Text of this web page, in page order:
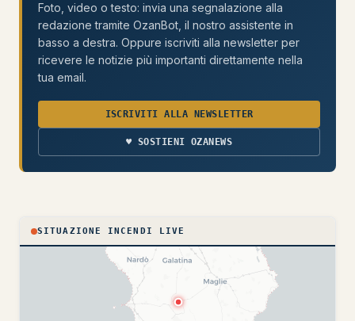
Foto, video o testo: invia una segnalazione alla
redazione tramite OzanBot, il nostro assistente in
basso a destra. Oppure iscriviti alla newsletter per
ricevere le notizie più importanti direttamente nella
tua email.
ISCRIVITI ALLA NEWSLETTER
♥ SOSTIENI OZANEWS
SITUAZIONE INCENDI LIVE